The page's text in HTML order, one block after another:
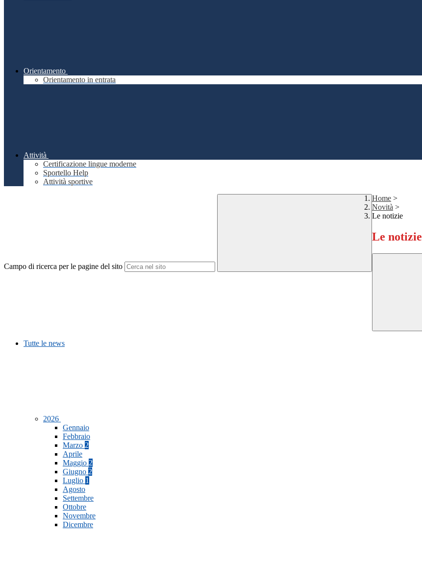
Orientamento
Orientamento in entrata
Attività
Certificazione lingue moderne
Sportello Help
Attività sportive
Campo di ricerca per le pagine del sito
Home >
Novità >
Le notizie
Le notizie
Tutte le news
2026
Gennaio
Febbraio
Marzo 2
Aprile
Maggio 2
Giugno 2
Luglio 1
Agosto
Settembre
Ottobre
Novembre
Dicembre